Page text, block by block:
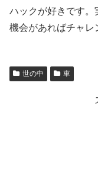
ハックが好きです。
機会があればチャレ
世の中 車